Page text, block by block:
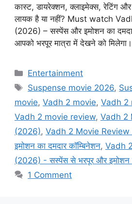
कास्ट, डायरेक्शन, क्लाइमेक्स, रेटिंग
लायक है या नहीं? Must watch
(2026) – सस्पेंस और इमोशन का
आपको भरपूर मात्रा में देखने को
Categories
Entertainment
Tags
Suspense movie 2026,
movie, Vadh 2 movie, Vadh 2
Vadh 2 movie review, Vadh 2
(2026), Vadh 2 Movie
इमोशन का दमदार कॉम्बिनेशन, Vadh
(2026) - सस्पेंस से भरपूर और इमोशन
1 Comment